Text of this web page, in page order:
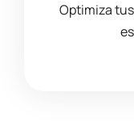
Optimiza